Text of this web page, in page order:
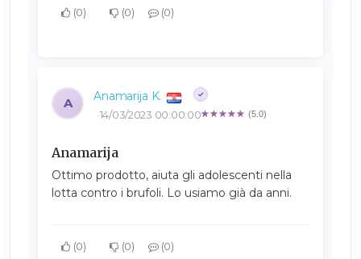
0 0 0
A Anamarija K.
(5.0)
14/03/2023 00:00:00
Anamarija
Ottimo prodotto, aiuta gli adolescenti nella
lotta contro i brufoli. Lo usiamo già da anni.
0 0 0